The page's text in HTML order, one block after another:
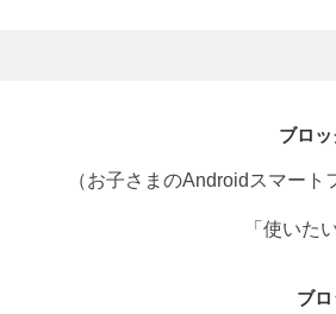
ブロ
（お子さまのAndroidスマー
「使いた
ブ